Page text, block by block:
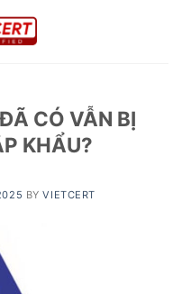
CÓ VẪN BỊ
KHẨU?
BYVIETCERT